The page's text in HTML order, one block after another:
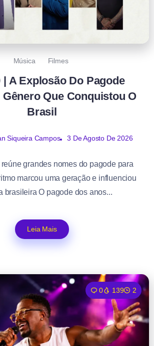
Música Filmes
| A Explosão Do Pagode
Gênero Que Conquistou O
Brasil
Siqueira Campos 3 De Agosto De 2026
grandes nomes do pagode para
marcou uma geração e influenciou
brasileira O pagode dos anos...
Leia Mais
0 139 2